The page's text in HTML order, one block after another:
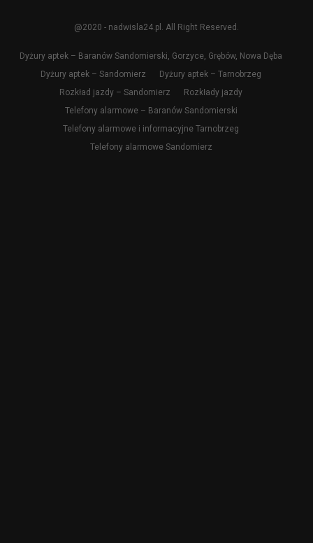
@2020 - nadwisla24.pl. All Right Reserved.
Dyżury aptek – Baranów Sandomierski, Gorzyce, Grębów, Nowa Dęba
Dyżury aptek – Sandomierz
Dyżury aptek – Tarnobrzeg
Rozkład jazdy – Sandomierz
Rozkłady jazdy
Telefony alarmowe – Baranów Sandomierski
Telefony alarmowe i informacyjne Tarnobrzeg
Telefony alarmowe Sandomierz